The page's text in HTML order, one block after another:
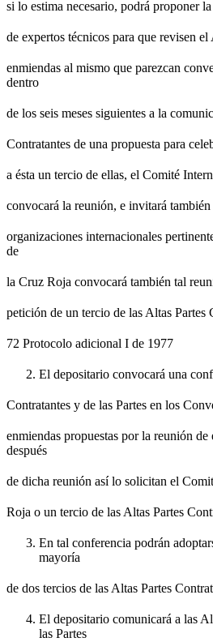
si lo estima necesario, podrá proponer
de expertos técnicos para que revisen
enmiendas al mismo que parezcan
dentro
de los seis meses siguientes a la
Contratantes de una propuesta para
a ésta un tercio de ellas, el Comité
convocará la reunión, e invitará también
organizaciones internacionales
de
la Cruz Roja convocará también tal
petición de un tercio de las Altas Partes
72 Protocolo adicional I de 1977
El depositario convocará una
Contratantes y de las Partes en los
enmiendas propuestas por la reunión de
después
de dicha reunión así lo solicitan el
Roja o un tercio de las Altas Partes
En tal conferencia podrán
mayoría
de dos tercios de las Altas Partes
El depositario comunicará a las
las Partes